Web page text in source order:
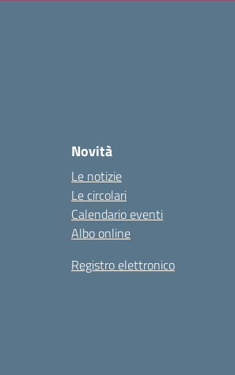
Novità
Le notizie
Le circolari
Calendario eventi
Albo online
Registro elettronico